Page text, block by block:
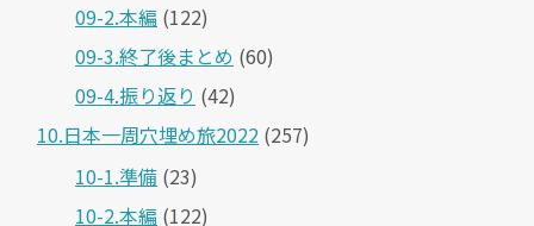
09-2.本編 (122)
09-3.終了後まとめ (60)
09-4.振り返り (42)
10.日本一周穴埋め旅2022 (257)
10-1.準備 (23)
10-2.本編 (122)